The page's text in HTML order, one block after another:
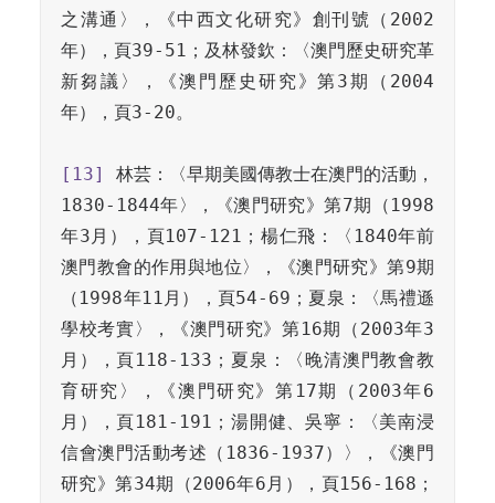
之溝通〉，《中西文化研究》創刊號（2002
年），頁39-51；及林發欽：〈澳門歷史研究革
新芻議〉，《澳門歷史研究》第3期（2004
年），頁3-20。
[13]
林芸：〈早期美國傳教士在澳門的活動，
1830-1844年〉，《澳門研究》第7期（1998
年3月），頁107-121；楊仁飛：〈1840年前
澳門教會的作用與地位〉，《澳門研究》第9期
（1998年11月），頁54-69；夏泉：〈馬禮遜
學校考實〉，《澳門研究》第16期（2003年3
月），頁118-133；夏泉：〈晚清澳門教會教
育研究〉，《澳門研究》第17期（2003年6
月），頁181-191；湯開健、吳寧：〈美南浸
信會澳門活動考述（1836-1937）〉，《澳門
研究》第34期（2006年6月），頁156-168；